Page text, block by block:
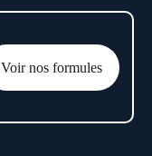
Voir nos formules